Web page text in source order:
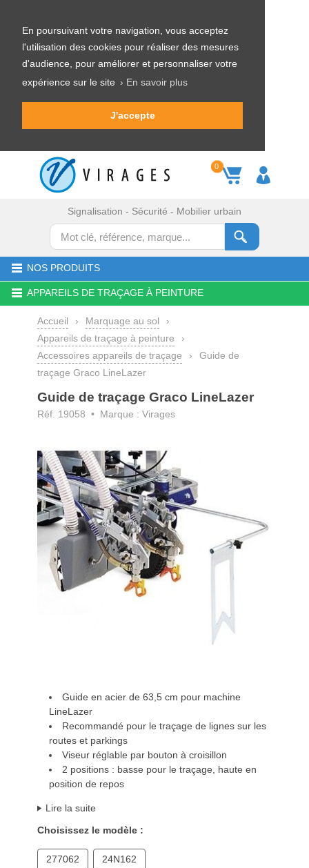
En poursuivant votre navigation, vous acceptez
l'utilisation des cookies pour réaliser des mesures
d'audience, pour améliorer et personnaliser votre
expérience sur le site › En savoir plus
J'accepte
0
Signalisation - Sécurité - Mobilier urbain
NOS PRODUITS
APPAREILS DE TRAÇAGE À PEINTURE
Accueil › Marquage au sol
›
Appareils de traçage à peinture
›
Accessoires appareils de traçage
›
Guide de
traçage Graco LineLazer
Guide de traçage Graco LineLazer
Réf. 19058 • Marque : Virages
Guide en acier de 63,5 cm pour machine
LineLazer
Recommandé pour le traçage de lignes sur les
routes et parkings
Viseur réglable par bouton à croisillon
2 positions : basse pour le traçage, haute en
position de repos
Lire la suite
Choisissez le modèle :
277062 24N162